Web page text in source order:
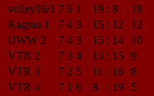
volley16/1 7 6 1 19 : 8
18
Kagran 1
7 4 3 15 : 12
12
UWW 2
7 4 3 15 : 14
10
VTR 2
7 3 4 13 : 15
9
VTR 3
7 2 5 11 : 16
8
VTR 4
7 1 6 8 : 19
5